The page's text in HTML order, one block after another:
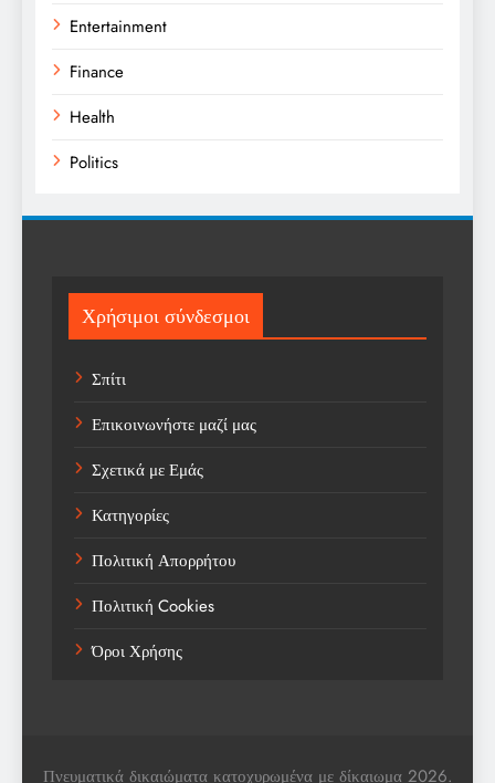
Entertainment
Finance
Health
Politics
Sport
Sports
Technology
Trending
Weather
Αγορά
Αγορά Εργασίας
Αγροτικά Νέα
Αεροπορία
Χρήσιμοι σύνδεσμοι
Σπίτι
Επικοινωνήστε μαζί μας
Σχετικά με Εμάς
Κατηγορίες
Πολιτική Απορρήτου
Πολιτική Cookies
Όροι Χρήσης
Πνευματικά δικαιώματα κατοχυρωμένα με δίκαιωμα 2026.